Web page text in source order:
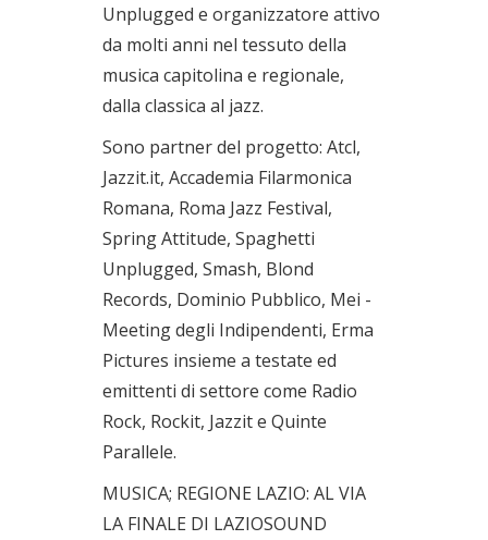
Unplugged e organizzatore attivo
da molti anni nel tessuto della
musica capitolina e regionale,
dalla classica al jazz.
Sono partner del progetto: Atcl,
Jazzit.it, Accademia Filarmonica
Romana, Roma Jazz Festival,
Spring Attitude, Spaghetti
Unplugged, Smash, Blond
Records, Dominio Pubblico, Mei -
Meeting degli Indipendenti, Erma
Pictures insieme a testate ed
emittenti di settore come Radio
Rock, Rockit, Jazzit e Quinte
Parallele.
MUSICA; REGIONE LAZIO: AL VIA
LA FINALE DI LAZIOSOUND